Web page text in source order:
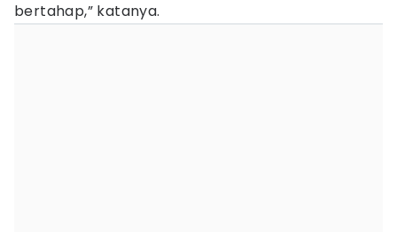
bertahap,” katanya.